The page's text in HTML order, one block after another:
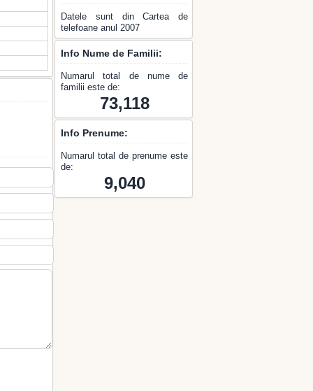
Datele sunt din Cartea de
telefoane anul 2007
Info Nume de Familii:
Numarul total de nume de
familii este de:
73,118
Info Prenume:
Numarul total de prenume este
de:
9,040